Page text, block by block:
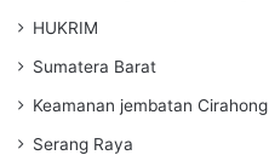
HUKRIM
Sumatera Barat
Keamanan jembatan Cirahong
Serang Raya